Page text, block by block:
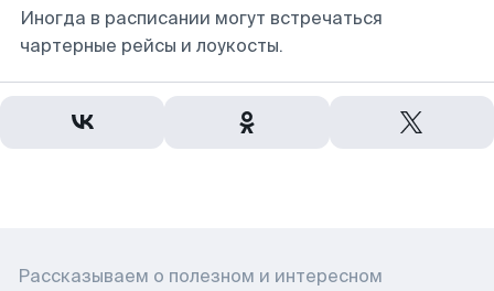
Иногда в расписании могут встречаться
чартерные рейсы и лоукосты.
Рассказываем о полезном и интересном